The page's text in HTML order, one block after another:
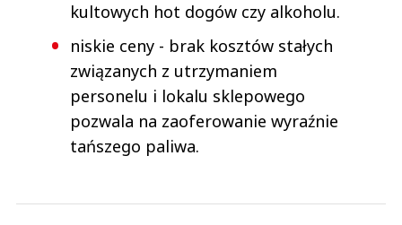
kultowych hot dogów czy alkoholu.
niskie ceny - brak kosztów stałych
związanych z utrzymaniem
personelu i lokalu sklepowego
pozwala na zaoferowanie wyraźnie
tańszego paliwa.